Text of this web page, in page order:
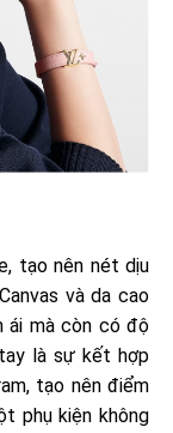
tạo nên nét dịu
và da cao
ái mà còn có độ
là sự kết hợp
tạo nên điểm
phụ kiện không